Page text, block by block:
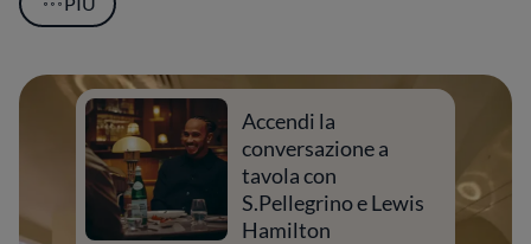
Accendi la
conversazione a
tavola con
S.Pellegrino e Lewis
Hamilton